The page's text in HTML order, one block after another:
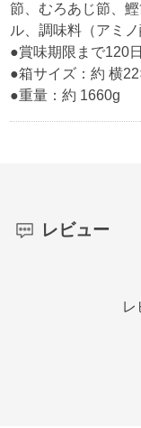
節、むろあじ節、
ル、調味料（アミ
●賞味期限まで120
●箱サイズ：約 横
●重量：約 1660g
レビュー
レ